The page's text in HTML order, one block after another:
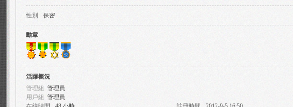
性別 保密
勳章
活躍概況
管理組管理員
用戶組管理員